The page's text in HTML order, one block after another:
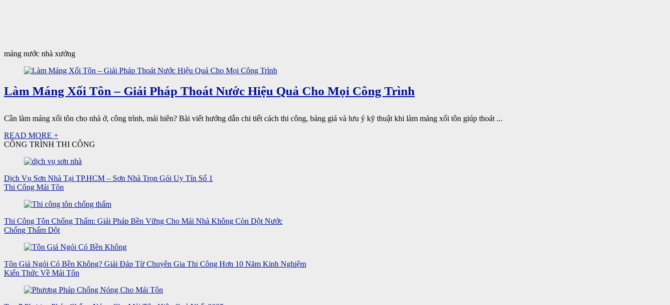
máng nước nhà xưởng
Làm Máng Xối Tôn – Giải Pháp Thoát Nước Hiệu Quả Cho Mọi Công Trình
Cần làm máng xối tôn cho nhà ở, công trình, mái hiên? Bài viết hướng dẫn chi tiết cách thi công, bảng giá và lưu ý kỹ thuật khi làm máng xối tôn giúp thoát ...
READ MORE +
CÔNG TRÌNH THI CÔNG
Dịch Vụ Sơn Nhà Tại TP.HCM – Sơn Nhà Trọn Gói Uy Tín Số 1
Thi Công Mái Tôn
Thi Công Tôn Chống Thấm: Giải Pháp Bền Vững Cho Mái Nhà Không Còn Dột Nước
Chống Thấm Dột
Tôn Giả Ngói Có Bền Không? Giải Đáp Từ Chuyên Gia Thi Công Hơn 10 Năm Kinh Nghiệm
Kiến Thức Về Mái Tôn